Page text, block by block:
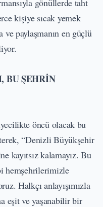
kişiye sıcak yemek
ve paylaşmanın en güçlü
BU ŞEHRİN
öncü olacak bu
“Denizli Büyükşehir
kayıtsız kalamayız. Bu
hemşehrilerimizle
Halkçı anlayışımızla
eşit ve yaşanabilir bir